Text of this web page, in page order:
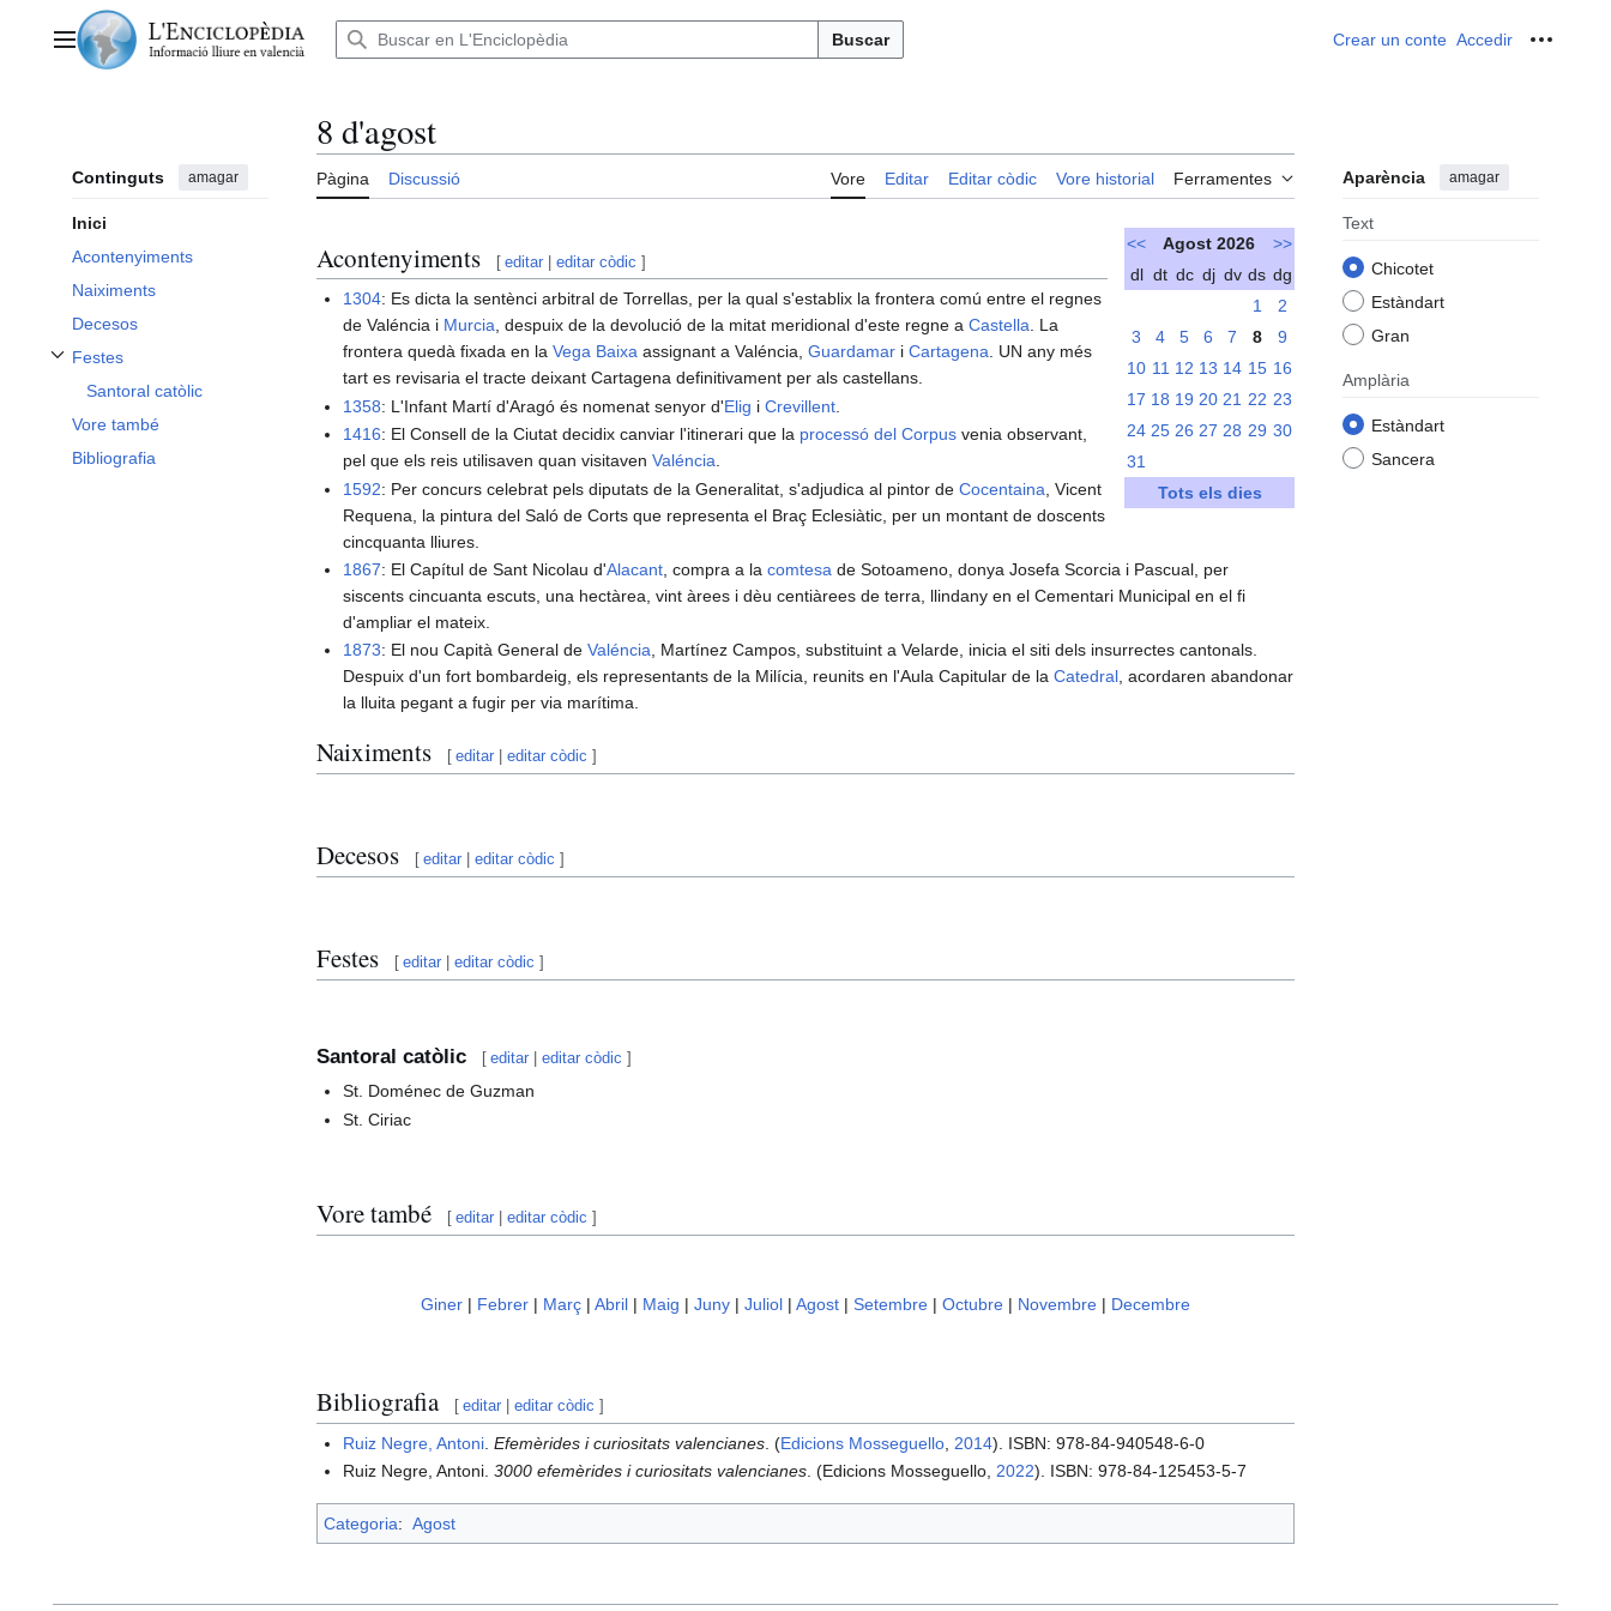
contingutMenú principal Buscar Crear un conte Accedir
Continguts amagar
Inici
Acontenyiments
Naiximents
Decesos
Festes
Alternar subsecció Festes
Santoral catòlic
Vore també
Bibliografia
8 d'agost
Pàgina Discussió Vore Editar Editar còdic Vore historial Ferramentes Aparència amagar
Text
Chicotet
Estàndart
Gran
Amplària
Estàndart
Sancera
<< Agost 2026
>>
dl dt dc dj dv ds dg
1
2
3
4 5 6 7 8
9
10 11 12 13 14 15 16
17 18 19 20 21 22 23
24 25 26 27 28 29 30
31
Tots els dies
Acontenyiments [ editar |editar còdic ]
1304: Es dicta la sentènci arbitral de Torrellas, per la qual s'establix la frontera comú entre el regnes
de Valéncia i Murcia, despuix de la devolució de la mitat meridional d'este regne aCastella. La
frontera quedà fixada en laVega Baixa assignant a Valéncia,Guardamar iCartagena. UN any més
tart es revisaria el tracte deixant Cartagena definitivament per als castellans.
1358: L'Infant Martí d'Aragó és nomenat senyor d'Elig iCrevillent
1416: El Consell de la Ciutat decidix canviar l'itinerari que la processó del Corpus venia observant,
pel que els reis utilisaven quan visitavenValéncia
1592: Per concurs celebrat pels diputats de la Generalitat, s'adjudica al pintor deCocentaina , Vicent
Requena, la pintura del Saló de Corts que representa el Braç Eclesiàtic, per un montant de doscents
cincquanta lliures.
1867: El Capítul de Sant Nicolau d'Alacant , compra a lacomtesa de Sotoameno, donya Josefa Scorcia i Pascual, per
siscents cincuanta escuts, una hectàrea, vint àrees i dèu centiàrees de terra, llindany en el Cementari Municipal en el fi
d'ampliar el mateix.
1873: El nou Capità General deValéncia, Martínez Campos, substituint a Velarde, inicia el siti dels insurrectes cantonals.
Despuix d'un fort bombardeig, els representants de la Milícia, reunits en l'Aula Capitular de laCatedral, acordaren abandonar
la lluita pegant a fugir per via marítima.
Naiximents [ editar |editar còdic ]
Decesos [ editar |editar còdic ]
Festes [ editar |editar còdic ]
Santoral catòlic [ editar |editar còdic ]
St. Doménec de Guzman
St. Ciriac
Vore també [ editar |editar còdic ]
Giner | Febrer | Març | Abril | Maig | Juny | Juliol | Agost | Setembre | Octubre | Novembre | Decembre
Bibliografia [ editar |editar còdic ]
Ruiz Negre, Antoni .Efemèrides i curiositats valencianes . (Edicions Mosseguello 2014). ISBN: 978-84-940548-6-0
Ruiz Negre, Antoni.3000 efemèrides i curiositats valencianes. (Edicions Mosseguello,2022). ISBN: 978-84-125453-5-7
Categoria: Agost